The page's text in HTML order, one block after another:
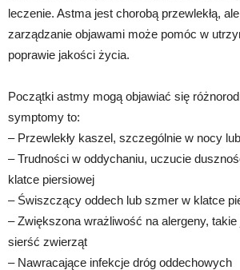
leczenie. Astma jest chorobą przewlekłą,
zarządzanie objawami może pomóc w
poprawie jakości życia.
Początki astmy mogą objawiać się
symptomy to:
– Przewlekły kaszel, szczególnie w nocy
– Trudności w oddychaniu, uczucie
klatce piersiowej
– Świszczący oddech lub szmer w klatce
– Zwiększona wrażliwość na alergeny, takie
sierść zwierząt
– Nawracające infekcje dróg oddechowych